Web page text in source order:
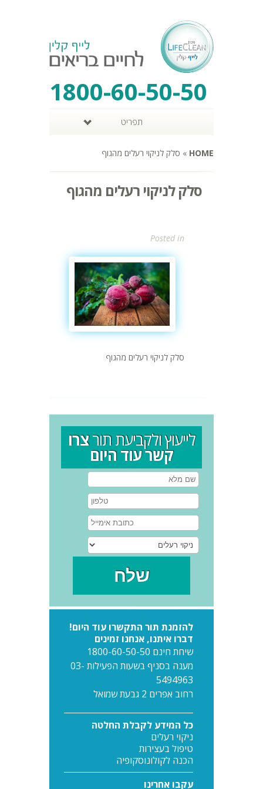
1800-60-50-50
תפריט
HOME
» סלק לניקוי רעלים מהגוף
סלק לניקוי רעלים מהגוף
Posted in
סלק לניקוי רעלים מהגוף
לייעוץ ולקביעת תורצרו
קשר עוד היום
להזמנת תור התקשרו עוד היום!
דברו איתנו, אנחנו זמינים
שיחת חינם 1800-60-50-50
מענה בסניף בשעות הפעילות 03-
5494963
רחוב אפרים 2 גבעת שמואל
כל המידע לקבלת החלטה
ניקוי רעלים
טיפול בעצירות
הכנה לקולונוסקופיה
עקבו אחרינו